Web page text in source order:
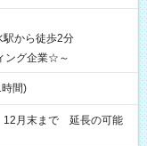
駅から徒歩2分
ング企業☆～
間)
月末まで 延長の可能